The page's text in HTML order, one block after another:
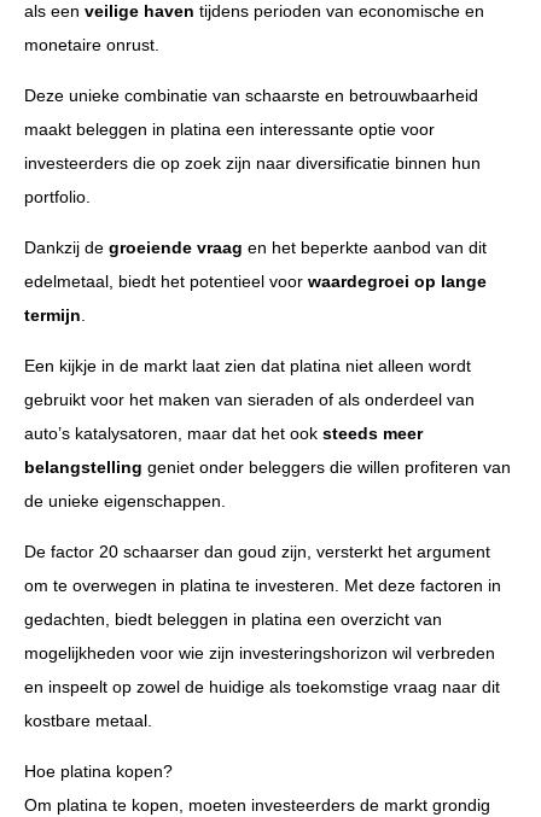
als een veilige haven tijdens perioden van economische en
monetaire onrust.
Deze unieke combinatie van schaarste en betrouwbaarheid
maakt beleggen in platina een interessante optie voor
investeerders die op zoek zijn naar diversificatie binnen hun
portfolio.
Dankzij de groeiende vraag en het beperkte aanbod van dit
edelmetaal, biedt het potentieel voor waardegroei op lange
termijn.
Een kijkje in de markt laat zien dat platina niet alleen wordt
gebruikt voor het maken van sieraden of als onderdeel van
auto’s katalysatoren, maar dat het ook steeds meer
belangstelling geniet onder beleggers die willen profiteren van
de unieke eigenschappen.
De factor 20 schaarser dan goud zijn, versterkt het argument
om te overwegen in platina te investeren. Met deze factoren in
gedachten, biedt beleggen in platina een overzicht van
mogelijkheden voor wie zijn investeringshorizon wil verbreden
en inspeelt op zowel de huidige als toekomstige vraag naar dit
kostbare metaal.
Hoe platina kopen?
Om platina te kopen, moeten investeerders de markt grondig